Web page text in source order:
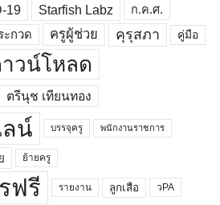
19 Starfish Labz ก.ค.ศ.
ะกวด ครูผู้ช่วย คุรุสภา คู่มือ
วน์โหลด
ตรีนุช เทียนทอง
น์ บรรจุครู พนักงานราชการ
ย้ายครู
ฟรี รายงาน ลูกเสือ วPA